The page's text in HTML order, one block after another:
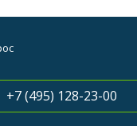
+7 (495) 128-23-00